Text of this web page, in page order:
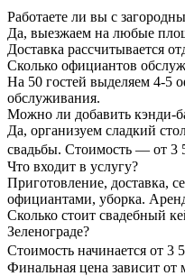
Работаете ли вы с
Да, выезжаем на любые
Доставка рассчитывается
Сколько официантов
На 50 гостей выделяем 4-5
обслуживания.
Можно ли добавить кэнди-
Да, организуем сладкий
свадьбы. Стоимость — от 3
Что входит в услугу?
Приготовление, доставка,
официантами, уборка.
Сколько стоит свадебный
Зеленограде?
Стоимость начинается от 3
Финальная цена зависит от